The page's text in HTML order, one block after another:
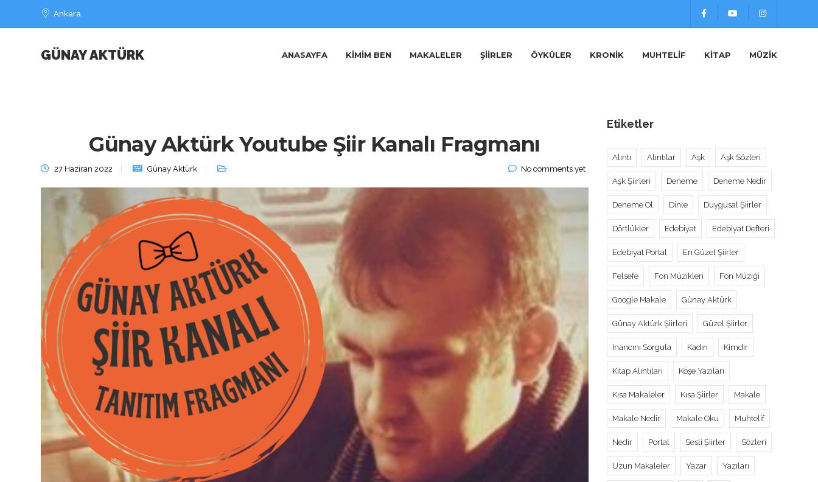
Ankara
GÜNAY AKTÜRK ANASAYFA KIMIM BEN MAKALELER ŞIIRLER ÖYKÜLER KRONIK MUHTELIF KITAP MÜZIK
Günay Aktürk Youtube Şiir Kanalı Fragmanı
27 Haziran 2022 Günay Aktürk No comments yet
Etiketler
Alıntı Alıntılar Aşk Aşk Sözleri
Aşk Şiirleri Deneme Deneme Nedir
Deneme Ol Dinle Duygusal Şiirler
Dörtlükler Edebiyat Edebiyat Defteri
Edebiyat Portal En Güzel Şiirler
Felsefe Fon Müzikleri Fon Müziği
Google Makale Günay Aktürk
Günay Aktürk Şiirleri Güzel Şiirler
Inancını Sorgula Kadın Kimdir
Kitap Alıntıları Köşe Yazıları
Kısa Makaleler Kısa Şiirler Makale
Makale Nedir Makale Oku Muhtelif
Nedir Portal Sesli Şiirler Sözleri
Uzun Makaleler Yazar Yazıları